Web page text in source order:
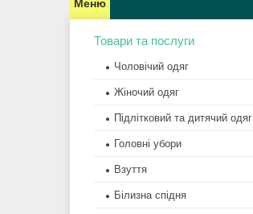
Товари та послуги
Чоловічий одяг
Жіночий одяг
Підлітковий та дитячий одяг
Головні убори
Взуття
Білизна спідня